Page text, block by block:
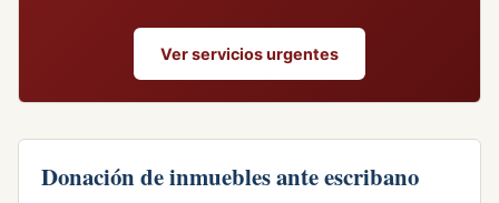
Donación de inmuebles ante escribano
Ver servicios urgentes